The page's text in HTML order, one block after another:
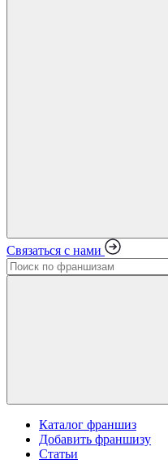
Связаться с нами
Каталог франшиз
Добавить франшизу
Статьи